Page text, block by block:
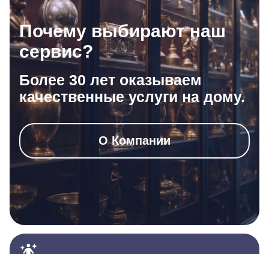
Почему выбирают наш
сервис?
Более 30 лет оказываем
качественные услуги на дому.
О Компании